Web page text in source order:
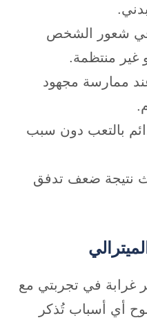
في شعور الشخص
غير منتظمة.
ممارسة مجهود
بالتعب دون سبب
نتيجة ضعف تدفق
غرابة في تجربتي مع
أي أسباب تُذكر